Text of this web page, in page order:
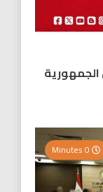
الجمهورية